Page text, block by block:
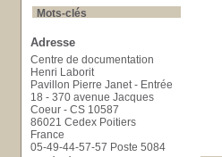
Mots-clés
intégration de résultats de recherche
intégration de résultats de
recherche[1]
leadership
leadership
Lecture critique
Lecture critique[1]
Méthode
Méthode[1]
pratique infirmière
pratique infirmière
pratique informée par des résulats
pratique informée par des
Adresse
Centre de documentation
Henri Laborit
Pavillon Pierre Janet - Entrée
18 - 370 avenue Jacques
Coeur - CS 10587
86021 Cedex Poitiers
France
05-49-44-57-57 Poste 5084